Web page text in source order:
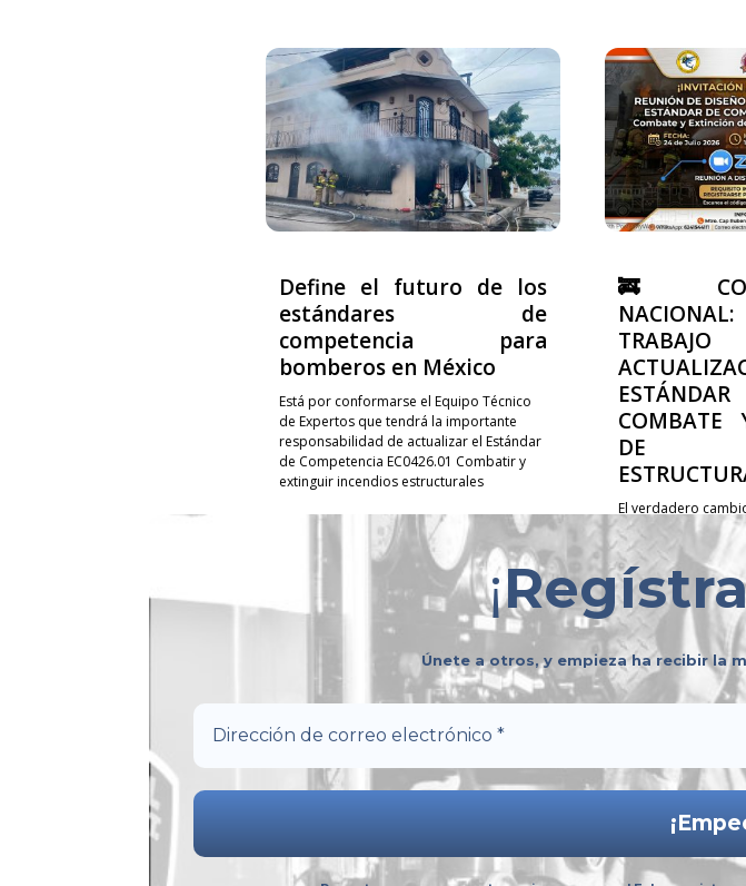
Define el futuro de los
estándares de
competencia para
bomberos en México
Está por conformarse el Equipo Técnico
de Expertos que tendrá la importante
responsabilidad de actualizar el Estándar
de Competencia EC0426.01 Combatir y
extinguir incendios estructurales
🚒
COMBATE
DE
El verdadero
profesionalización
construyen de
logran
sumando
equipo. 🤝✨ Te
¡
Únete a otros, y empieza ha recibir la